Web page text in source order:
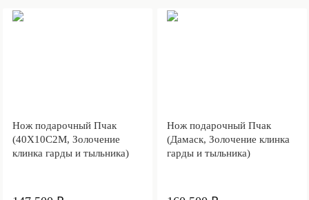
Нож подарочный Пчак
(40Х10С2М, Золочение
клинка гарды и тыльника)
Нож подарочный Пчак
(Дамаск, Золочение клинка
гарды и тыльника)